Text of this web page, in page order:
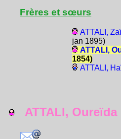
Frères et sœurs
ATTALI,
jan 1895)
ATTALI,
1854)
ATTALI,
ATTALI, Oureïda